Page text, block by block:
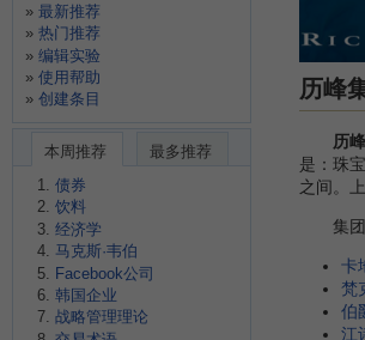
历峰
历
是：珠
之间。
集团
卡
梵
伯
江
最新推荐
热门推荐
编辑实验
使用帮助
创建条目
本周推荐
最多推荐
债券
饮料
经济学
马克斯·韦伯
Facebook公司
韩国企业
战略管理理论